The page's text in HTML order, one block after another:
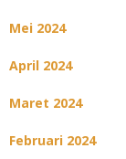
Mei 2024
April 2024
Maret 2024
Februari 2024